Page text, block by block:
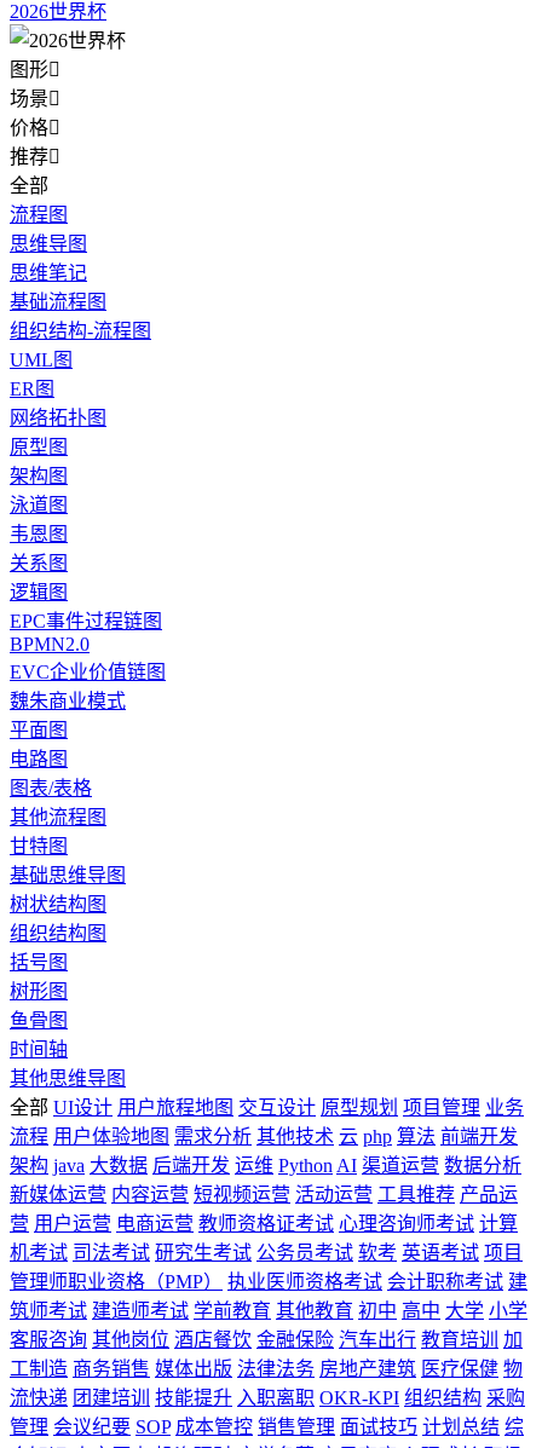
2026世界杯
图形
场景
价格
推荐
全部
流程图
思维导图
思维笔记
基础流程图
组织结构-流程图
UML图
ER图
网络拓扑图
原型图
架构图
泳道图
韦恩图
关系图
逻辑图
EPC事件过程链图
BPMN2.0
EVC企业价值链图
魏朱商业模式
平面图
电路图
图表/表格
其他流程图
甘特图
基础思维导图
树状结构图
组织结构图
括号图
树形图
鱼骨图
时间轴
其他思维导图
全部 UI设计 用户旅程地图 交互设计 原型规划 项目管理 业务
流程 用户体验地图 需求分析 其他技术 云 php 算法 前端开发
架构 java 大数据 后端开发 运维 Python AI 渠道运营 数据分析
新媒体运营 内容运营 短视频运营 活动运营 工具推荐 产品运
营 用户运营 电商运营 教师资格证考试 心理咨询师考试 计算
机考试 司法考试 研究生考试 公务员考试 软考 英语考试 项目
管理师职业资格（PMP）
执业医师资格考试 会计职称考试 建
筑师考试 建造师考试 学前教育 其他教育 初中 高中 大学 小学
客服咨询 其他岗位 酒店餐饮 金融保险 汽车出行 教育培训
加
工制造 商务销售 媒体出版 法律法务 房地产建筑 医疗保健 物
流快递 团建培训 技能提升 入职离职 OKR-KPI 组织结构 采购
管理 会议纪要 SOP 成本管控 销售管理 面试技巧 计划总结 综